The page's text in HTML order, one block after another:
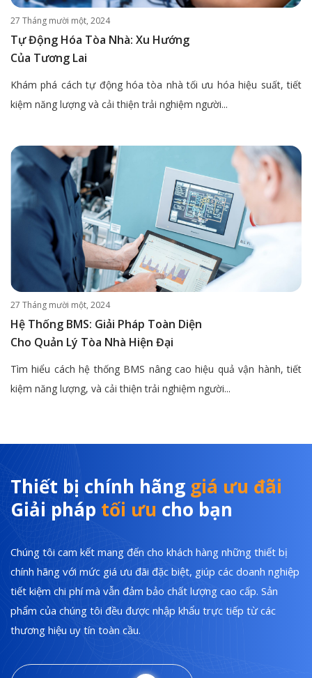
27 Tháng mười một, 2024
Tự Động Hóa Tòa Nhà: Xu Hướng
Của Tương Lai
Khám phá cách tự động hóa tòa nhà tối ưu hóa hiệu suất, tiết
kiệm năng lượng và cải thiện trải nghiệm người...
27 Tháng mười một, 2024
Hệ Thống BMS: Giải Pháp Toàn Diện
Cho Quản Lý Tòa Nhà Hiện Đại
Tìm hiểu cách hệ thống BMS nâng cao hiệu quả vận hành, tiết
kiệm năng lượng, và cải thiện trải nghiệm người...
Thiết bị chính hãng giá ưu đãi
Giải pháp tối ưu cho bạn
Chúng tôi cam kết mang đến cho khách hàng những thiết bị
chính hãng với mức giá ưu đãi đặc biệt, giúp các doanh nghiệp
tiết kiệm chi phí mà vẫn đảm bảo chất lượng cao cấp. Sản
phẩm của chúng tôi đều được nhập khẩu trực tiếp từ các
thương hiệu uy tín toàn cầu.